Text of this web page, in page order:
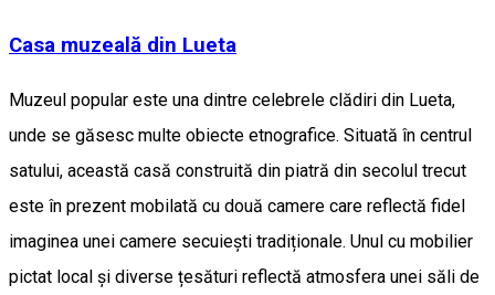
Casa muzeală din Lueta
Muzeul popular este una dintre celebrele clădiri din Lueta,
unde se găsesc multe obiecte etnografice. Situată în centrul
satului, această casă construită din piatră din secolul trecut
este în prezent mobilată cu două camere care reflectă fidel
imaginea unei camere secuiești tradiționale. Unul cu mobilier
pictat local și diverse țesături reflectă atmosfera unei săli de